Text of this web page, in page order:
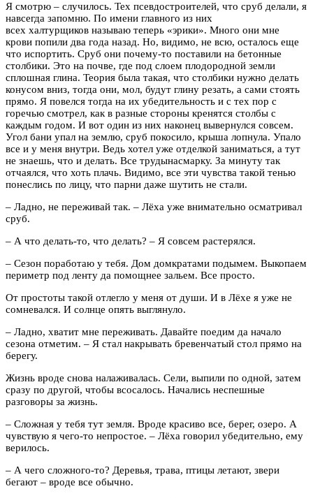
Я смотрю – случилось. Тех псевдостроителей, что сруб делали, я
навсегда запомню. По имени главного из них
всех халтурщиков называю теперь «эрики». Много они мне
крови попили два года назад. Но, видимо, не всю, осталось еще
что испортить. Сруб они почему-то поставили на бетонные
столбики. Это на почве, где под слоем плодородной земли
сплошная глина. Теория была такая, что столбики нужно делать
конусом вниз, тогда они, мол, будут глину резать, а сами стоять
прямо. Я повелся тогда на их убедительность и с тех пор с
горечью смотрел, как в разные стороны кренятся столбы с
каждым годом. И вот один из них наконец вывернулся совсем.
Угол бани упал на землю, сруб покосило, крыша лопнула. Упало
все и у меня внутри. Ведь хотел уже отделкой заниматься, а тут
не знаешь, что и делать. Все трудынасмарку. За минуту так
отчаялся, что хоть плачь. Видимо, все эти чувства такой тенью
понеслись по лицу, что парни даже шутить не стали.
– Ладно, не переживай так. – Лёха уже внимательно осматривал
сруб.
– А что делать-то, что делать? – Я совсем растерялся.
– Сезон поработаю у тебя. Дом домкратами подымем. Выкопаем
периметр под ленту да помощнее зальем. Все просто.
От простоты такой отлегло у меня от души. И в Лёхе я уже не
сомневался. И солнце опять выглянуло.
– Ладно, хватит мне переживать. Давайте поедим да начало
сезона отметим. – Я стал накрывать бревенчатый стол прямо на
берегу.
Жизнь вроде снова налаживалась. Сели, выпили по одной, затем
сразу по другой, чтобы всосалось. Начались неспешные
разговоры за жизнь.
– Сложная у тебя тут земля. Вроде красиво все, берег, озеро. А
чувствую я чего-то непростое. – Лёха говорил убедительно, ему
верилось.
– А чего сложного-то? Деревья, трава, птицы летают, звери
бегают – вроде все обычно.